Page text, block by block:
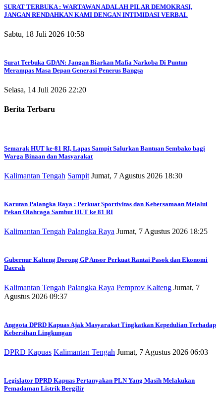
SURAT TERBUKA : WARTAWAN ADALAH PILAR DEMOKRASI,
JANGAN RENDAHKAN KAMI DENGAN INTIMIDASI VERBAL
Sabtu, 18 Juli 2026 10:58
Surat Terbuka GDAN: Jangan Biarkan Mafia Narkoba Di Puntun
Merampas Masa Depan Generasi Penerus Bangsa
Selasa, 14 Juli 2026 22:20
Berita Terbaru
Semarak HUT ke-81 RI, Lapas Sampit Salurkan Bantuan Sembako bagi
Warga Binaan dan Masyarakat
Kalimantan Tengah Sampit Jumat, 7 Agustus 2026 18:30
Karutan Palangka Raya : Perkuat Sportivitas dan Kebersamaan Melalui
Pekan Olahraga Sambut HUT ke 81 RI
Kalimantan Tengah Palangka Raya Jumat, 7 Agustus 2026 18:25
Gubernur Kalteng Dorong GP Ansor Perkuat Rantai Pasok dan Ekonomi
Daerah
Kalimantan Tengah Palangka Raya Pemprov Kalteng Jumat, 7
Agustus 2026 09:37
Anggota DPRD Kapuas Ajak Masyarakat Tingkatkan Kepedulian Terhadap
Kebersihan Lingkungan
DPRD Kapuas Kalimantan Tengah Jumat, 7 Agustus 2026 06:03
Legislator DPRD Kapuas Pertanyakan PLN Yang Masih Melakukan
Pemadaman Listrik Bergilir